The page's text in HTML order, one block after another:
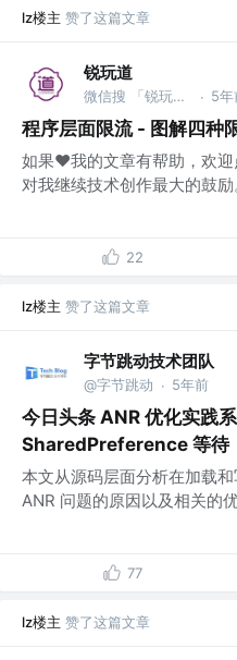
lz楼主 赞了这篇文章
锐玩道
微信搜 「锐玩道」 · 5年
程序层面限流 - 图解四种
如果❤️我的文章有帮助，欢迎
对我继续技术创作最大的鼓
22
lz楼主 赞了这篇文章
字节跳动技术团队
@字节跳动 · 5年前
今日头条 ANR 优化实践
SharedPreference 等待
本文从源码层面分析在加载
ANR 问题的原因以及相关的
77
lz楼主 赞了这篇文章